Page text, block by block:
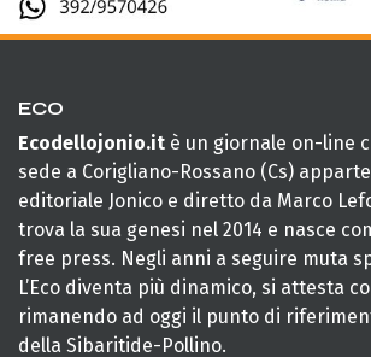
ECO
Ecodellojonio.it è un giornale on-line
sede a Corigliano-Rossano (Cs)
editoriale Jonico e diretto da Marco
trova la sua genesi nel 2014 e nasce
free press. Negli anni a seguire muta
L’Eco diventa più dinamico, si attesta
rimanendo ad oggi il punto di
della Sibaritide-Pollino.